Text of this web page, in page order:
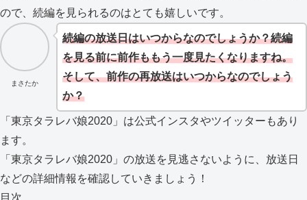
ので、続編を見られるのはとても嬉しいです。
まさたか
続編の放送日はいつからなのでしょうか？続編
を見る前に前作ももう一度見たくなりますね。
そして、前作の再放送はいつからなのでしょう
か？
「東京タラレバ娘2020」は公式インスタやツイッターもあり
ます。
「東京タラレバ娘2020」の放送を見逃さないように、放送日
などの詳細情報を確認していきましょう！
目次